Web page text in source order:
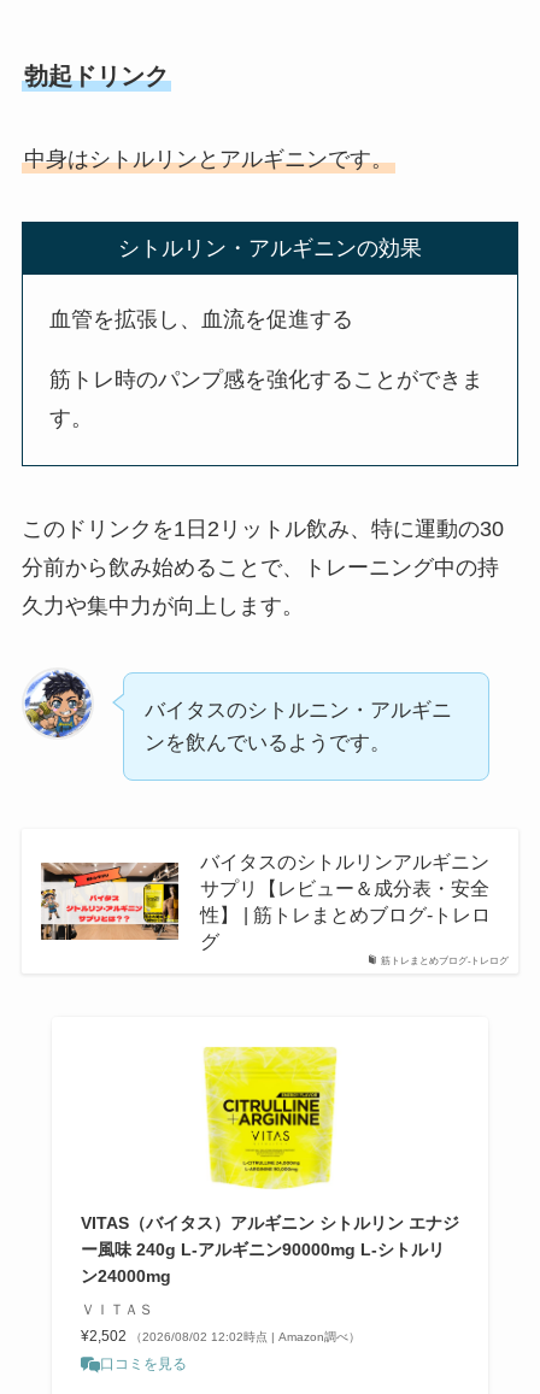
勃起ドリンク
中身はシトルリンとアルギニンです。
シトルリン・アルギニンの効果
血管を拡張し、血流を促進する
筋トレ時のパンプ感を強化することができま
す。
このドリンクを1日2リットル飲み、特に運動の30
分前から飲み始めることで、トレーニング中の持
久力や集中力が向上します。
バイタスのシトルニン・アルギニ
ンを飲んでいるようです。
筋トレまとめブログ-トレログ
バイタスのシトルリンアルギニン
サプリ【レビュー＆成分表・安全
性】 | 筋トレまとめブログ-トレロ
グ
VITAS（バイタス）アルギニン シトルリン エナジ
ー風味 240g L-アルギニン90000mg L-シトルリ
ン24000mg
ＶＩＴＡＳ
¥2,502
（2026/08/02 12:02時点 | Amazon調べ）
口コミを見る